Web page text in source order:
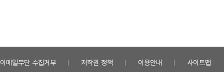
이메일무단 수집거부 저작권 정책 이용안내 사이트맵